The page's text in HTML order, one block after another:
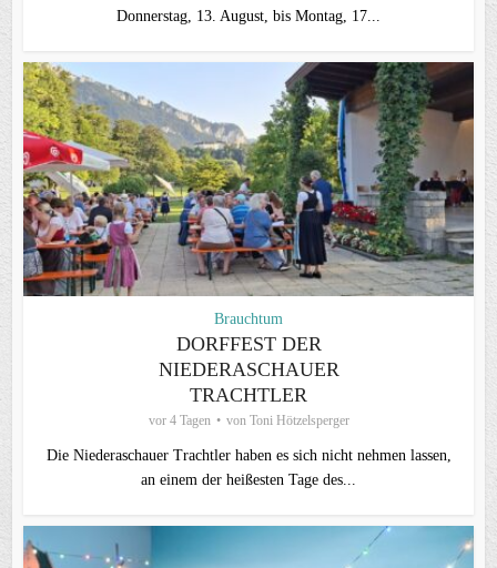
Donnerstag, 13. August, bis Montag, 17...
Brauchtum
DORFFEST DER
NIEDERASCHAUER
TRACHTLER
vor 4 Tagen von Toni Hötzelsperger
Die Niederaschauer Trachtler haben es sich nicht nehmen lassen,
an einem der heißesten Tage des...